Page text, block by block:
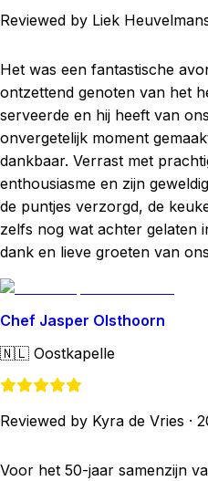
Reviewed by Liek
Het was een fantastische
ontzettend genoten van het
serveerde en hij heeft van
onvergetelijk moment
dankbaar. Verrast met
enthousiasme en zijn
de puntjes verzorgd, de
zelfs nog wat achter gelaten
dank en lieve groeten van
Chef Jasper Olsthoorn
🇳🇱 Oostkapelle
Reviewed by Kyra de Vries ·
Voor het 50-jaar samenzijn